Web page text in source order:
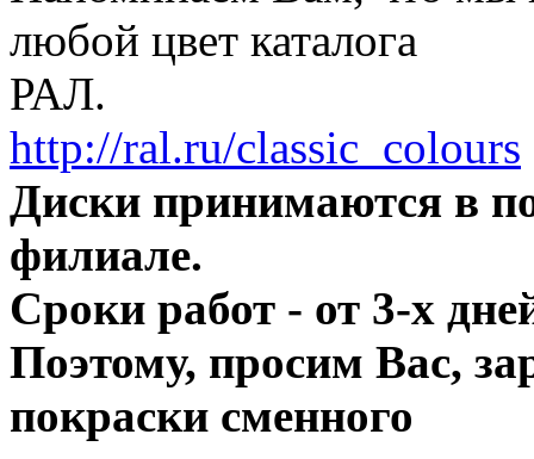
любой цвет каталога
РАЛ.
http://ral.ru/classic_colours
Диски принимаются в
филиале.
Сроки работ - от 3-х
Поэтому, просим Вас,
покраски сменного